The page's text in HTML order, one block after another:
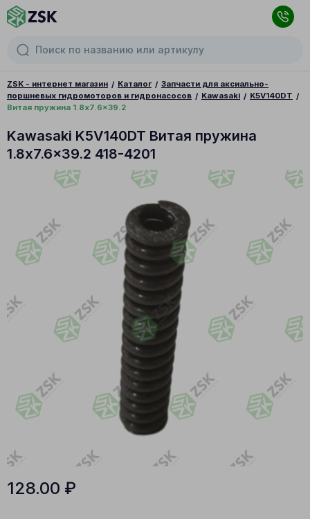
ZSK - интернет магазин Каталог
Запчасти для аксиально-
поршневых гидромоторов и гидронасосов
Kawasaki
K5V140DT
Витая пружина 1.8x7.6x39.2
Kawasaki K5V140DT Витая пружина
1.8x7.6x39.2 418-4201
128.00 ₽